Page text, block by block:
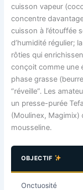
cuisson vapeur
concentre
cuisson à l’étouffée
d’humidité régulier;
rôties qui
conçoit comme une
phase grasse
“réveille”. Les
un presse-purée
(Moulinex,
mousseline.
OBJECTIF
Onctuosité